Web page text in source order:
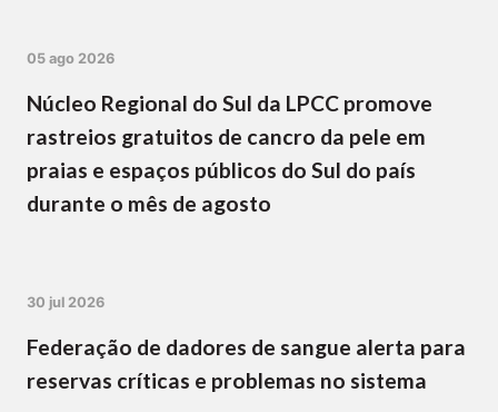
05 ago 2026
Núcleo Regional do Sul da LPCC promove
rastreios gratuitos de cancro da pele em
praias e espaços públicos do Sul do país
durante o mês de agosto
30 jul 2026
Federação de dadores de sangue alerta para
reservas críticas e problemas no sistema